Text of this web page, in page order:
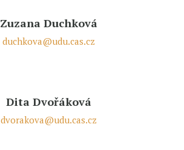
Zuzana Duchková
duchkova@udu.cas.cz
Dita Dvořáková
dvorakova@udu.cas.cz